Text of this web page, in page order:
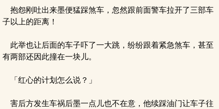
抱怨刚吐出来墨便猛踩煞车，忽然跟前面警车拉开了三部车
子以上的距离！
此举也让后面的车子吓了一大跳，纷纷跟着紧急煞车，甚至
有两部还因此撞在一块儿。
「红心的计划怎么说？」
害后方发生车祸后墨一点儿也不在意，他续踩油门让车子往